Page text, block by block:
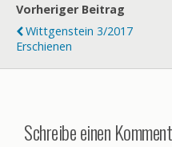
Vorheriger Beitrag
Wittgenstein 3/2017
Erschienen
Schreibe einen